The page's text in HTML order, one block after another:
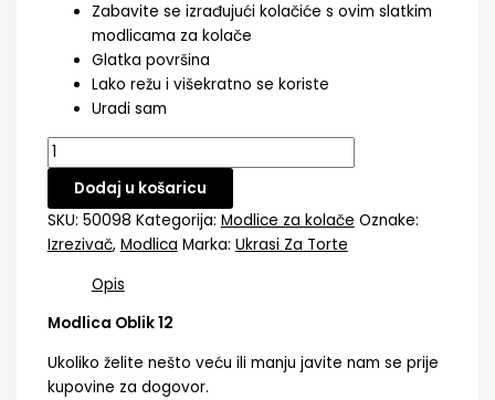
Zabavite se izrađujući kolačiće s ovim slatkim
modlicama za kolače
Glatka površina
Lako režu i višekratno se koriste
Uradi sam
Dodaj u košaricu
SKU: 50098 Kategorija: Modlice za kolače Oznake:
Izrezivač, Modlica Marka: Ukrasi Za Torte
Opis
Modlica Oblik 12
Ukoliko želite nešto veću ili manju javite nam se prije
kupovine za dogovor.